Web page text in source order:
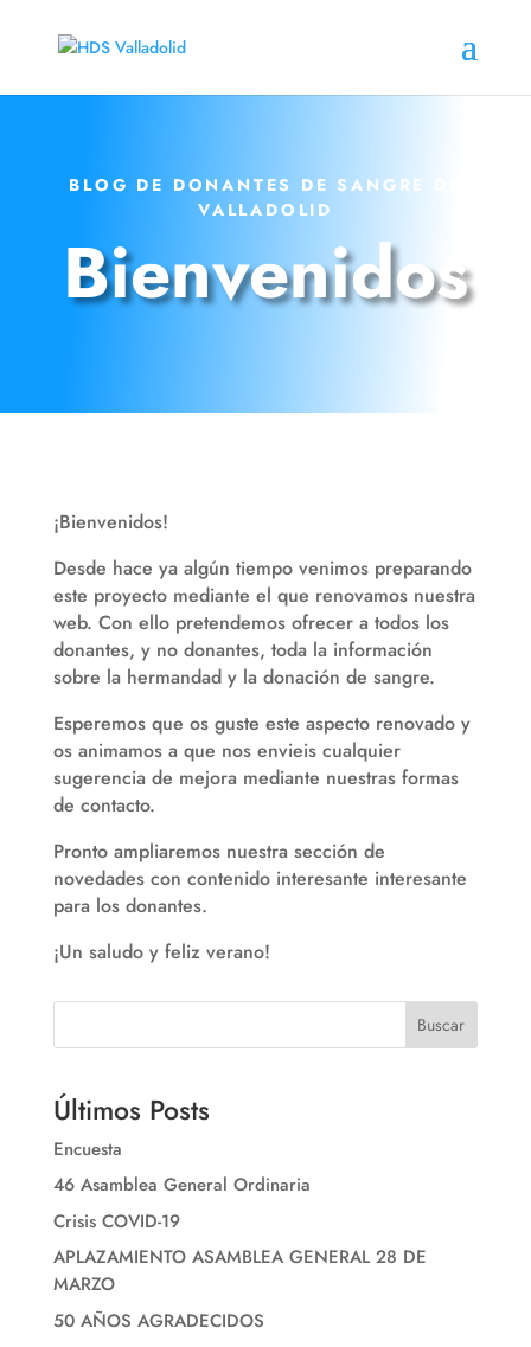
BLOG DE DONANTES DE SANGRE DE
VALLADOLID
Bienvenidos
¡Bienvenidos!
Desde hace ya algún tiempo venimos preparando
este proyecto mediante el que renovamos nuestra
web. Con ello pretendemos ofrecer a todos los
donantes, y no donantes, toda la información
sobre la hermandad y la donación de sangre.
Esperemos que os guste este aspecto renovado y
os animamos a que nos envieis cualquier
sugerencia de mejora mediante nuestras formas
de contacto.
Pronto ampliaremos nuestra sección de
novedades con contenido interesante interesante
para los donantes.
¡Un saludo y feliz verano!
Buscar
Últimos Posts
Encuesta
46 Asamblea General Ordinaria
Crisis COVID-19
APLAZAMIENTO ASAMBLEA GENERAL 28 DE
MARZO
50 AÑOS AGRADECIDOS